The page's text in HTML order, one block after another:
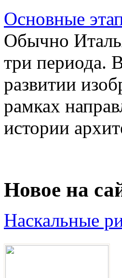
Основные
Обычно
три периода.
развитии
рамках
истории
Новое на
Наскальные